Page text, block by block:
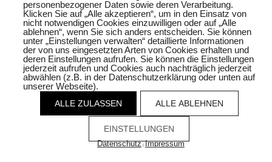
Impressum
Datenschutzerklärung
personenbezogener Daten sowie deren Verarbeitung.
Klicken Sie auf „Alle akzeptieren“, um in den Einsatz von
nicht notwendigen Cookies einzuwilligen oder auf „Alle
ablehnen“, wenn Sie sich anders entscheiden. Sie können
unter „Einstellungen verwalten“ detaillierte Informationen
der von uns eingesetzten Arten von Cookies erhalten und
deren Einstellungen aufrufen. Sie können die Einstellungen
jederzeit aufrufen und Cookies auch nachträglich jederzeit
abwählen (z.B. in der Datenschutzerklärung oder unten auf
unserer Webseite).
ALLE ZULASSEN ALLE ABLEHNEN
EINSTELLUNGEN
Datenschutz | Impressum